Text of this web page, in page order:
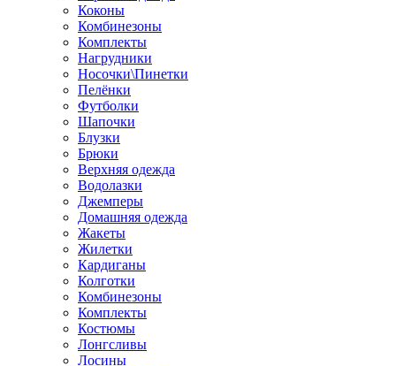
Коконы
Комбинезоны
Комплекты
Нагрудники
Носочки\Пинетки
Пелёнки
Футболки
Шапочки
Блузки
Брюки
Верхняя одежда
Водолазки
Джемперы
Домашняя одежда
Жакеты
Жилетки
Кардиганы
Колготки
Комбинезоны
Комплекты
Костюмы
Лонгсливы
Лосины